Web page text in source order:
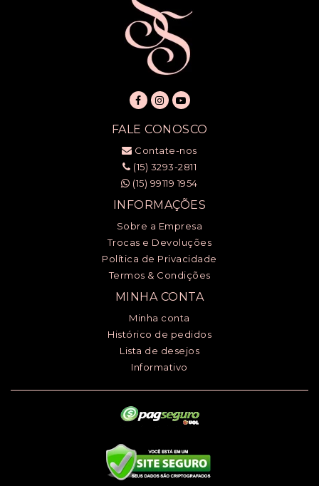
FALE CONOSCO
Contate-nos
(15) 3293-2811
(15) 99119 1954
INFORMAÇÕES
Sobre a Empresa
Trocas e Devoluções
Política de Privacidade
Termos & Condições
MINHA CONTA
Minha conta
Histórico de pedidos
Lista de desejos
Informativo